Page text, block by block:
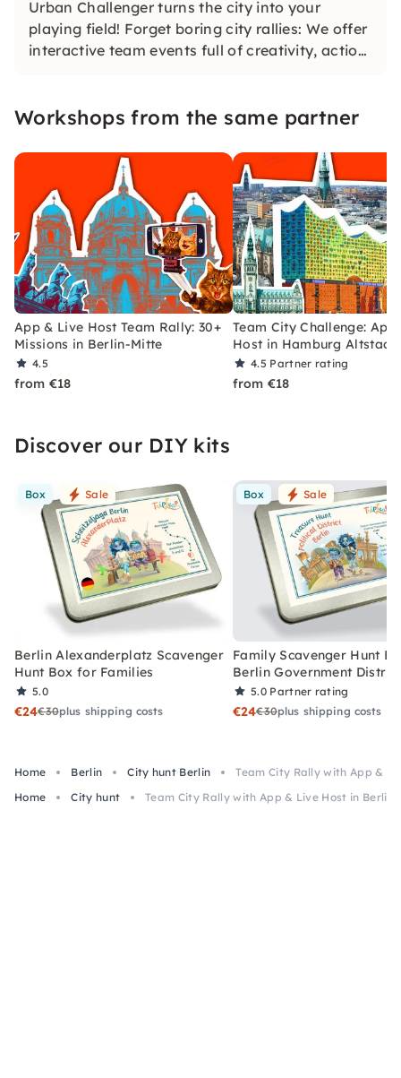
Urban Challenger turns the city into your
playing field! Forget boring city rallies: We offer
interactive team events full of creativity, action,
— in a playful, modern and Germany-wide way.
Workshops from the same partner
App & Live Host Team Rally: 30+
Missions in Berlin-Mitte
4.5
from €18
Team City Challenge: App
Host in Hamburg Altstadt
4.5 Partner rating
from €18
Discover our DIY kits
Box Sale
Berlin Alexanderplatz Scavenger
Hunt Box for Families
5.0
€24€30plus shipping costs
Box Sale
Family Scavenger Hunt
Berlin Government District
5.0 Partner rating
€24€30plus shipping costs
Home Berlin City hunt Berlin
Team City Rally with App &
Home
City hunt Team City Rally with App & Live Host in